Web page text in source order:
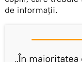
de informaţii.
„În